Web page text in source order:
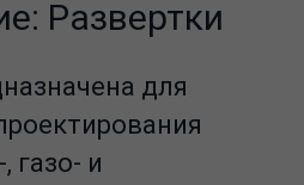
Развертки
для
газо- и